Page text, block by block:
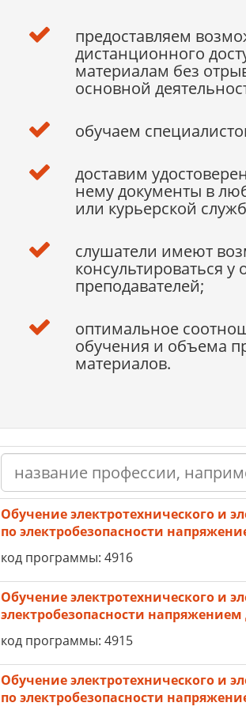
предоставляем
дистанционного
материалам без
основной
обучаем
доставим
нему документы в
или курьерской
слушатели имеют
консультироваться
преподавателей;
оптимальное
обучения и объема
материалов.
Обучение электротехнического и
по электробезопасности
код программы: 4916
Обучение электротехнического и
электробезопасности напряжением
код программы: 4915
Обучение электротехнического и
по электробезопасности